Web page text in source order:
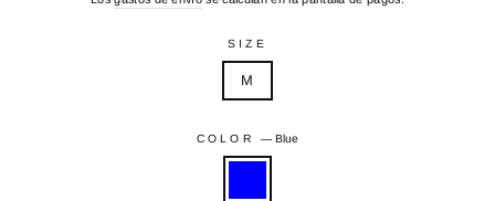
SIZE
M
COLOR —Blue